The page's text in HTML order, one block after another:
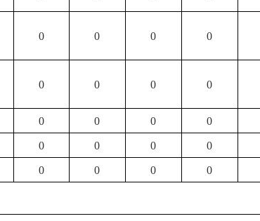
0 0 0 0
0 0 0 0
0 0 0 0
0 0 0 0
0 0 0 0